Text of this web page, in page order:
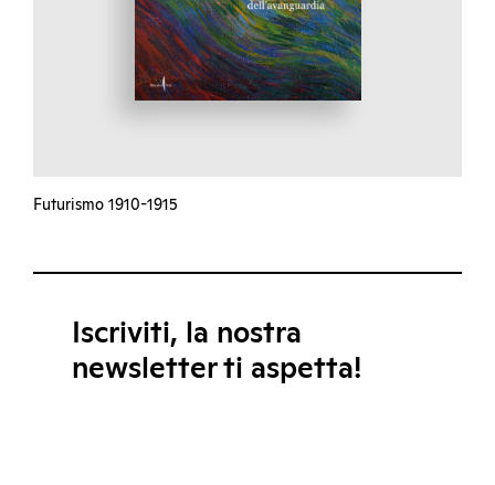
Futurismo 1910-1915
Iscriviti, la nostra
newsletter ti aspetta!